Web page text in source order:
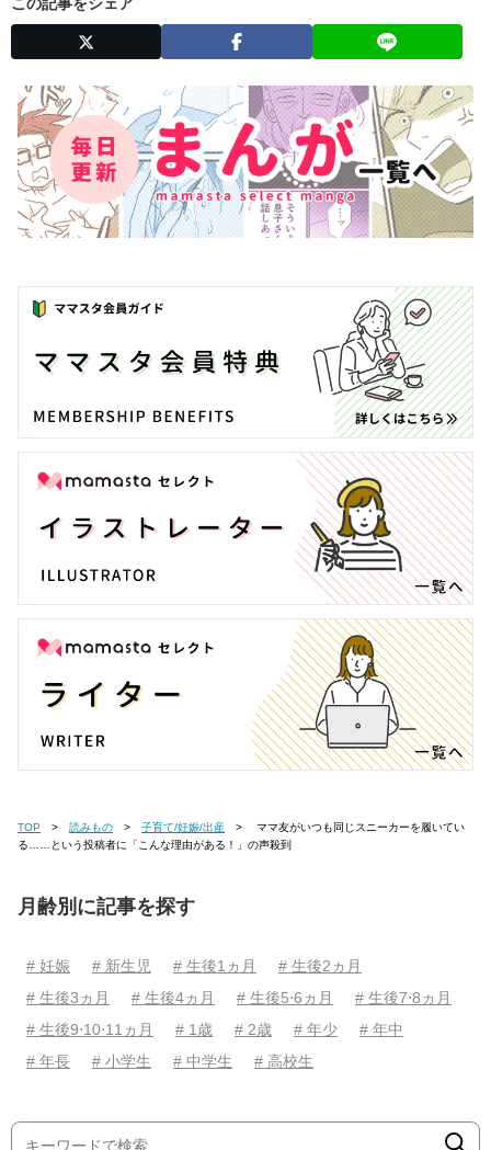
この記事をシェア
TOP 読みもの 子育て/妊娠/出産
る……という投稿者に「こんな理由がある！」の声殺到
月齢別に記事を探す
# 妊娠 # 新生児 # 生後1ヵ月
# 生後2ヵ月
# 生後3ヵ月
# 生後4ヵ月 # 生後5⋅6ヵ月
# 生後7⋅8ヵ月
# 生後9⋅10⋅11ヵ月
# 1歳 # 2歳 # 年少
# 年中
# 年長
# 小学生 # 中学生 # 高校生